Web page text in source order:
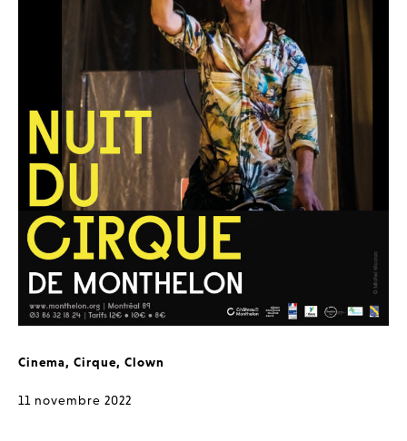
Cinema, Cirque, Clown
11 novembre 2022